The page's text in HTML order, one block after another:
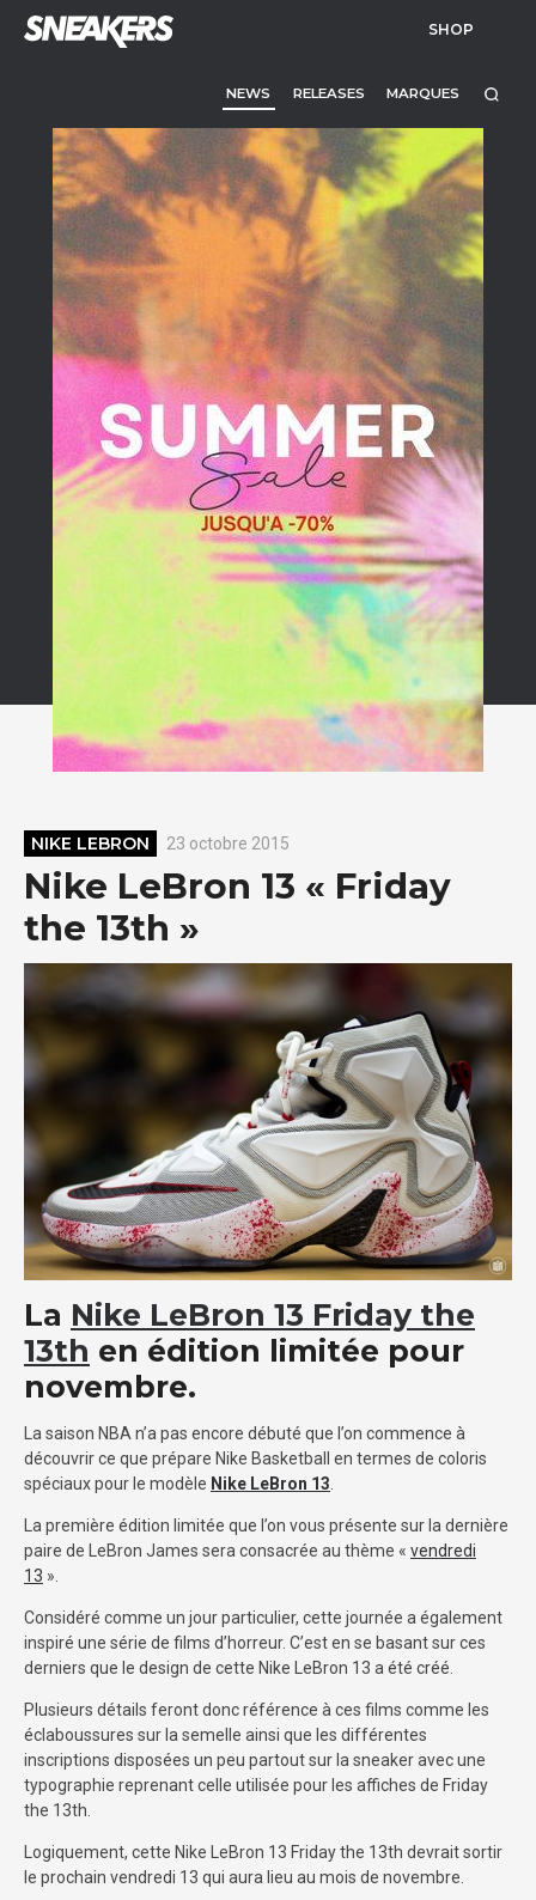
SHOP
NEWS RELEASES MARQUES
NIKE LEBRON 23 octobre 2015
Nike LeBron 13 « Friday
the 13th »
La Nike LeBron 13 Friday the
13th en édition limitée pour
novembre.
La saison NBA n’a pas encore débuté que l’on commence à
découvrir ce que prépare Nike Basketball en termes de coloris
spéciaux pour le modèle Nike LeBron 13
La première édition limitée que l’on vous présente sur la dernière
paire de LeBron James sera consacrée au thème « vendredi
13 ».
Considéré comme un jour particulier, cette journée a également
inspiré une série de films d’horreur. C’est en se basant sur ces
derniers que le design de cette Nike LeBron 13 a été créé.
Plusieurs détails feront donc référence à ces films comme les
éclaboussures sur la semelle ainsi que les différentes
inscriptions disposées un peu partout sur la sneaker avec une
typographie reprenant celle utilisée pour les affiches de Friday
the 13th.
Logiquement, cette Nike LeBron 13 Friday the 13th devrait sortir
le prochain vendredi 13 qui aura lieu au mois de novembre.